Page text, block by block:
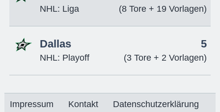
NHL: Liga (8 Tore + 19 Vorlagen)
Dallas
NHL: Playoff
5
(3 Tore + 2 Vorlagen)
Impressum Kontakt Datenschutzerklärung